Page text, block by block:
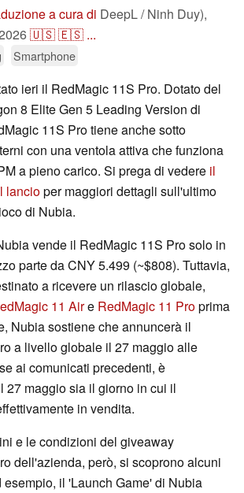
a cura di DeepL / Ninh Duy),
🇺🇸🇪🇸 ...
Smartphone
ieri il RedMagic 11S Pro. Dotato del
8 Elite Gen 5 Leading Version di
11S Pro tiene anche sotto
con una ventola attiva che funziona
a pieno carico. Si prega di vedere il
lancioper maggiori dettagli sull'ultimo
di Nubia.
vende il RedMagic 11S Pro solo in
parte da CNY 5.499 (~$808). Tuttavia,
a ricevere un rilascio globale,
11 Aire RedMagic 11 Proprima
Nubia sostiene che annuncerà il
a livello globale il 27 maggio alle
ai comunicati precedenti, è
27 maggio sia il giorno in cui il
in vendita.
e le condizioni del giveaway
dell'azienda, però, si scoprono alcuni
il 'Launch Game' di Nubia